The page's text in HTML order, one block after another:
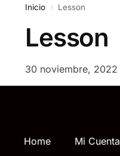
Inicio / Lesson
Lesson
30 noviembre, 2022
Home Mi Cuenta